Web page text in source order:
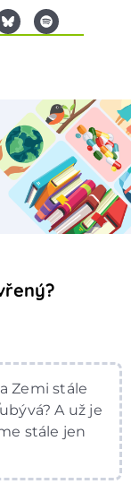
Zemi stále
A už je
stále jen